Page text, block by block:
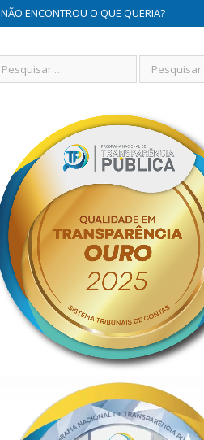
NÃO ENCONTROU O QUE QUERIA?